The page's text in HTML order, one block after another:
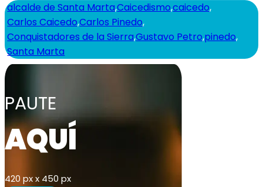
alcalde de Santa Marta,Caicedismo,caicedo,
Carlos Caicedo,Carlos Pinedo,
Conquistadores de la Sierra,Gustavo Petro,pinedo,
Santa Marta
PAUTE
AQUÍ
420 px x 450 px